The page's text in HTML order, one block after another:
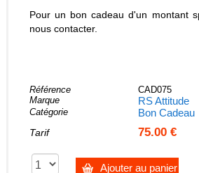
Pour un bon cadeau d'un montant
nous contacter.
Référence
CAD075
Marque
RS Attitude
Catégorie Bon Cadeau
Tarif 75.00 €
Ajouter au panier